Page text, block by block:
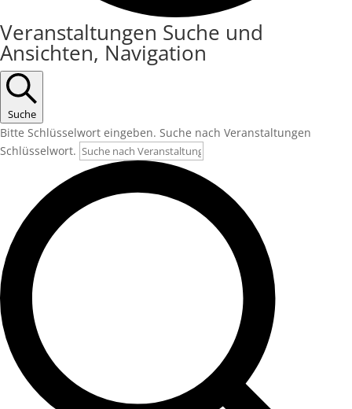
Veranstaltungen
Veranstaltungen Suche und
Ansichten, Navigation
Suche
Bitte Schlüsselwort eingeben. Suche nach Veranstaltungen
Schlüsselwort.